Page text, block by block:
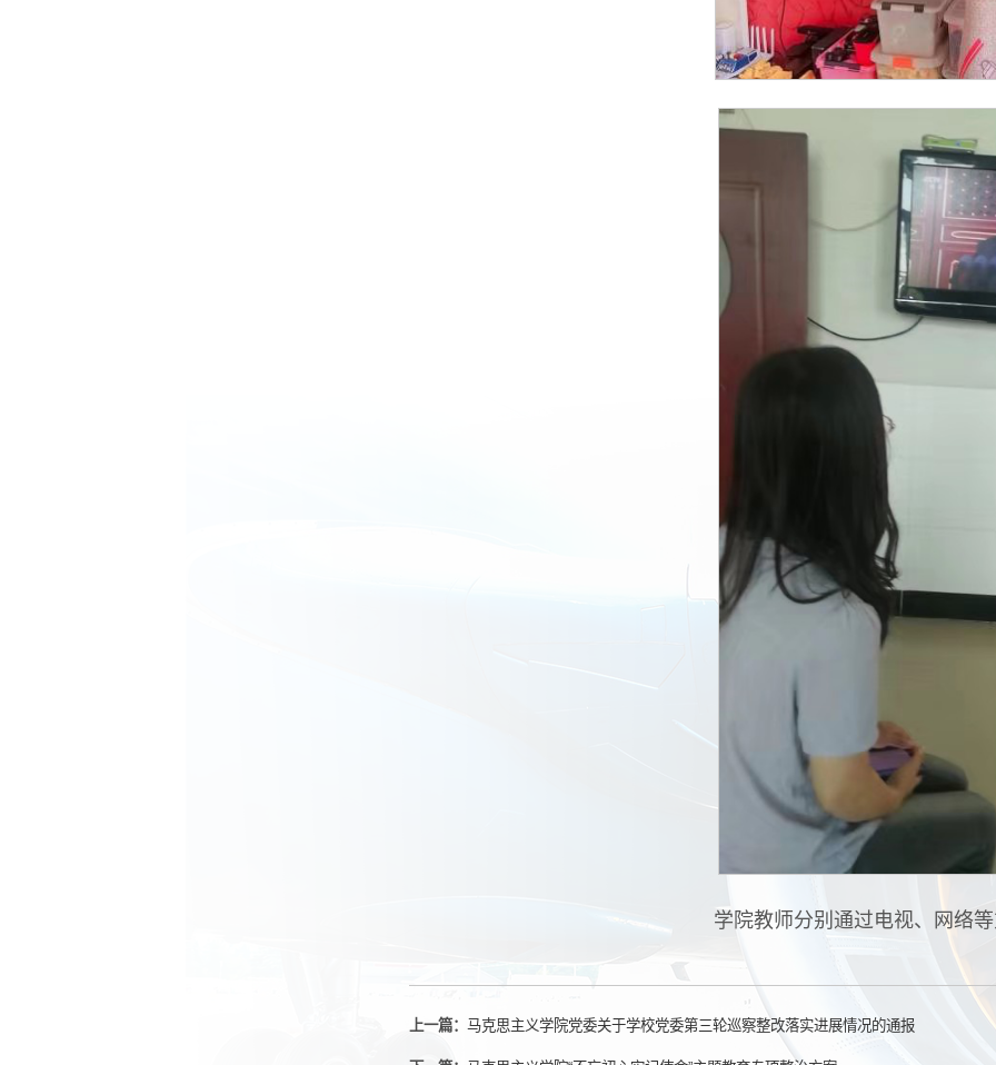
学院教师分别通过电视、网络
上一篇： 马克思主义学院党委关于学校党委第三轮巡察整改落实进展情况的通报